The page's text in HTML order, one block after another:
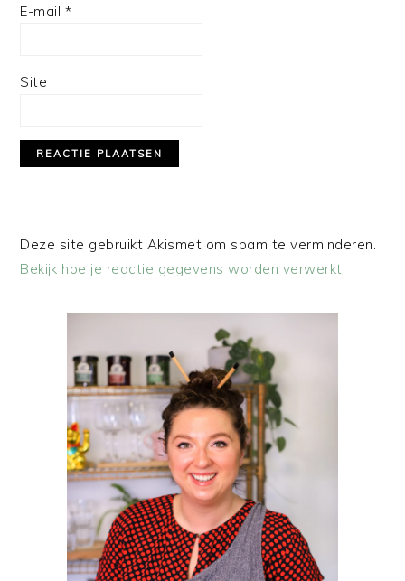
E-mail *
Site
Deze site gebruikt Akismet om spam te verminderen.
Bekijk hoe je reactie gegevens worden verwerkt.